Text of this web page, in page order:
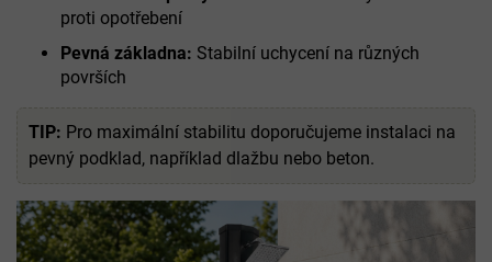
proti opotřebení
Pevná základna: Stabilní uchycení na různých
površích
TIP: Pro maximální stabilitu doporučujeme instalaci na
pevný podklad, například dlažbu nebo beton.